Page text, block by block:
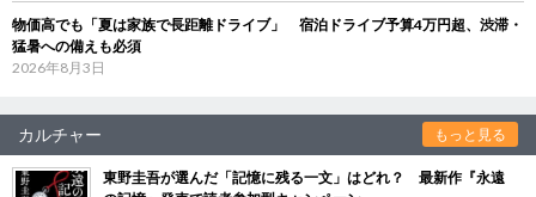
物価高でも「夏は家族で長距離ドライブ」 宿泊ドライブ予算4万円超、渋滞・
猛暑への備えも必須
2026年8月3日
カルチャー もっと見る
東野圭吾が選んだ「記憶に残る一文」はどれ？ 最新作『永遠